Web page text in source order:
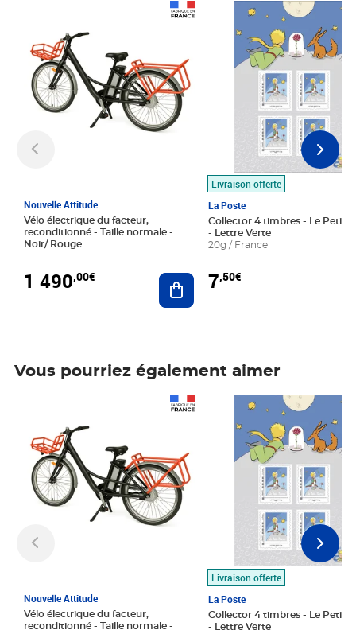
Nouvelle Attitude
Vélo électrique du facteur,
reconditionné - Taille normale -
Noir/ Rouge
1 490,00€ Ajouter au panier
Livraison offerte
La Poste
Collector 4 timbres - Le Petit
- Lettre Verte
20g / France
7,50€
Prix 7,50€
Vous pourriez également aimer
Nouvelle Attitude
Vélo électrique du facteur,
reconditionné - Taille normale -
Livraison offerte
La Poste
Collector 4 timbres - Le Petit
- Lettre Verte
Prix 7,50€